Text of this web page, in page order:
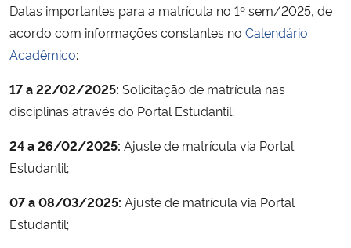
Secretaria de Governo
Gabinete de Segurança Institucional
Banco Central do Brasil
Datas importantes para a matrícula no 1º sem/2025, de
acordo com informações constantes no Calendário
Acadêmico:
17 a 22/02/2025: Solicitação de matrícula nas
disciplinas através do Portal Estudantil;
24 a 26/02/2025: Ajuste de matrícula via Portal
Estudantil;
07 a 08/03/2025: Ajuste de matrícula via Portal
Estudantil;